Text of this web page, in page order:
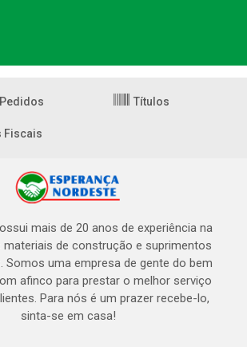
Títulos
Fiscais
mais de 20 anos de experiência na
materiais de construção e suprimentos
Somos uma empresa de gente do bem
afinco para prestar o melhor serviço
Para nós é um prazer recebe-lo,
sinta-se em casa!